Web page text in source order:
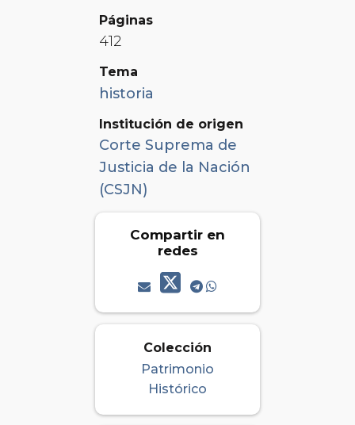
Páginas
412
Tema
historia
Institución de origen
Corte Suprema de
Justicia de la Nación
(CSJN)
Compartir en
redes
Colección
Patrimonio
Histórico